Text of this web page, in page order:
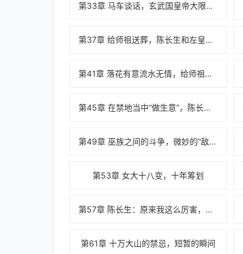
第33章 马车谈话，玄武国皇帝大限将至
第37章 给师祖送葬，陈长生和左皇的交易
第41章 落花有意流水无情，给师祖送葬
第45章 在禁地当中“做生意”，陈长生钻研道纹
第49章 巫族之间的斗争，微妙的“敌对”关系
第53章 女大十八变，十年筹划
第57章 陈长生：原来我这么厉害，秒杀化神雷兽
第61章 十万大山的禁忌，短暂的瞬间